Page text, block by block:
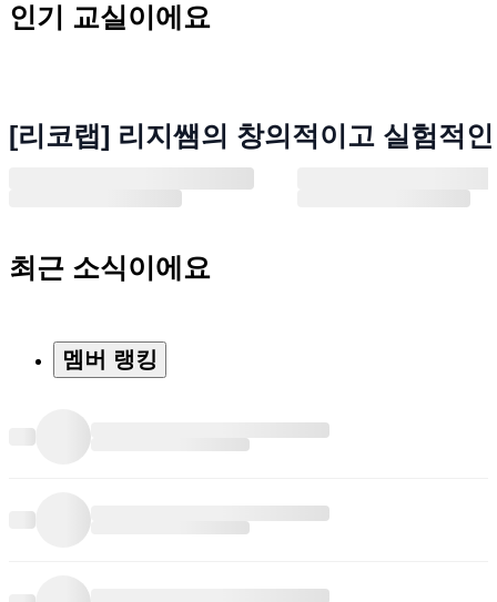
인기 교실이에요
[리코랩] 리지쌤의 창의적이고 실험적
최근 소식이에요
멤버 랭킹